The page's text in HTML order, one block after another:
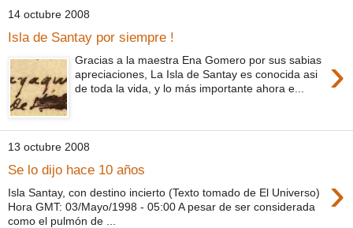
14 octubre 2008
Isla de Santay por siempre !
›
Gracias a la maestra Ena Gomero por sus sabias
apreciaciones, La Isla de Santay es conocida asi
de toda la vida, y lo más importante ahora e...
13 octubre 2008
Se lo dijo hace 10 años ›
Isla Santay, con destino incierto (Texto tomado de El Universo)
Hora GMT: 03/Mayo/1998 - 05:00 A pesar de ser considerada
como el pulmón de ...